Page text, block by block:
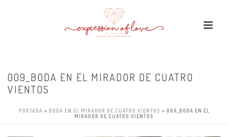
009_BODA EN EL MIRADOR DE CUATRO
VIENTOS
PORTADA » BODA EN EL MIRADOR DE CUATRO VIENTOS » 009_BODA EN EL
MIRADOR DE CUATRO VIENTOS